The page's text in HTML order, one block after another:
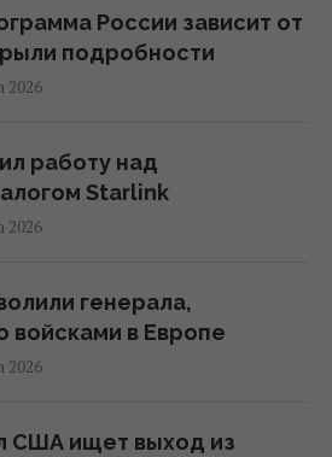
России зависит от
подробности
2026
работу над
Starlink
2026
генерала,
войсками в Европе
2026
США ищет выход из